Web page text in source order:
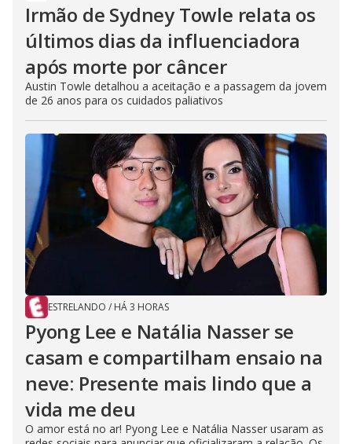
Irmão de Sydney Towle relata os
últimos dias da influenciadora
após morte por câncer
Austin Towle detalhou a aceitação e a passagem da jovem
de 26 anos para os cuidados paliativos
ESTRELANDO / HÁ 3 HORAS
Pyong Lee e Natália Nasser se
casam e compartilham ensaio na
neve: Presente mais lindo que a
vida me deu
O amor está no ar! Pyong Lee e Natália Nasser usaram as